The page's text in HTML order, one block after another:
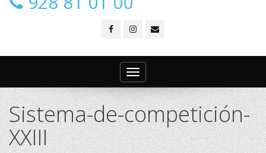
Toggle
navigation
Sistema-de-competición-
XXIII